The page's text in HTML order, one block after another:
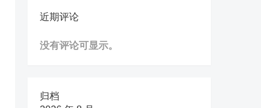
近期评论
没有评论可显示。
归档